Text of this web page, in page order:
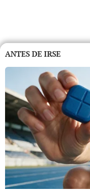
ANTES DE IRSE